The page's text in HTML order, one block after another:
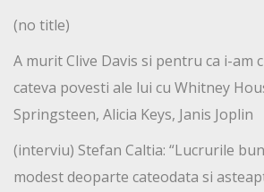
(no title)
A murit Clive Davis si pentru ca i-am
cateva povesti ale lui cu Whitney
Springsteen, Alicia Keys, Janis Joplin
(interviu) Stefan Caltia: “Lucrurile
modest deoparte cateodata si